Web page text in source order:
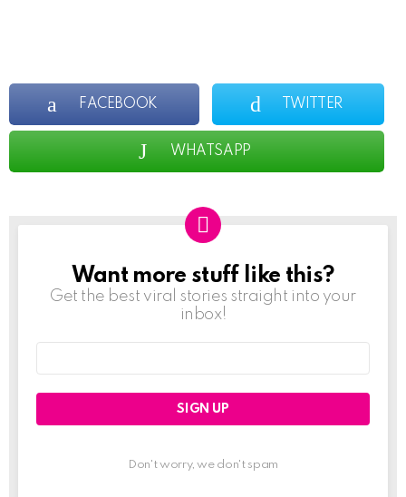
FACEBOOK TWITTER
WHATSAPP
NEWSLETTER
Want more stuff like this?
Get the best viral stories straight into your
inbox!
Don't worry, we don't spam